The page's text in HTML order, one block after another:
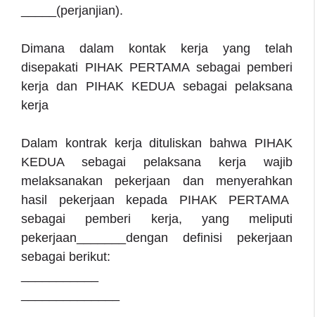
_____(perjanjian).
Dimana dalam kontak kerja yang telah
disepakati PIHAK PERTAMA sebagai pemberi
kerja dan PIHAK KEDUA sebagai pelaksana
kerja
Dalam kontrak kerja dituliskan bahwa PIHAK
KEDUA sebagai pelaksana kerja wajib
melaksanakan pekerjaan dan menyerahkan
hasil pekerjaan kepada PIHAK PERTAMA
sebagai pemberi kerja, yang meliputi
pekerjaan_______dengan definisi pekerjaan
sebagai berikut: